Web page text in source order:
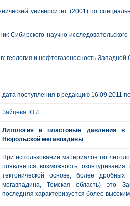
университет (2001) по
Сибирского научно-
геология и нефтегазоносность Западной
дата поступления в редакцию 16.09.2011
Зайцева Ю.Л.
Литология и пластовые давления в
Нюрольской мегавпадины
При использовании материалов по
появляется возможность
тектонической основе, более
мегавпадина, Томская область) это
последняя характеризуется более